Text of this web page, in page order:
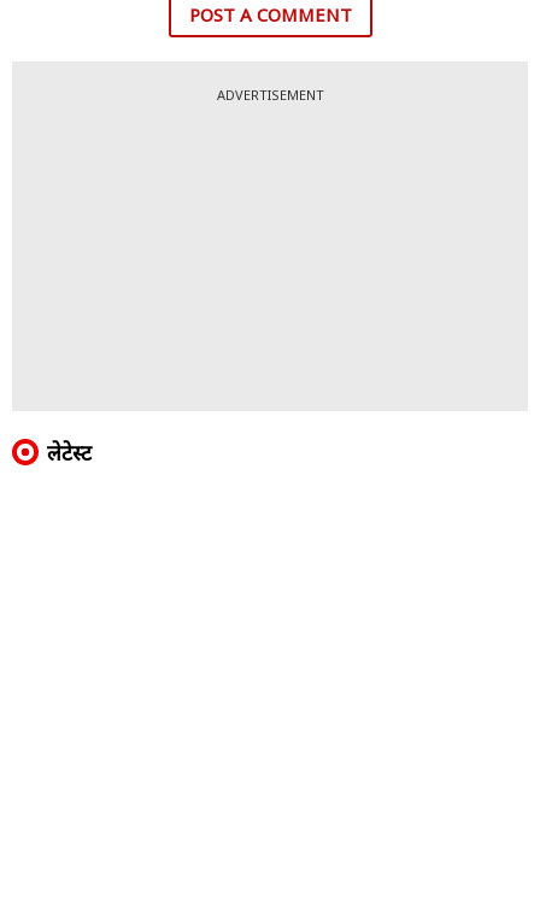
POST A COMMENT
ADVERTISEMENT
लेटेस्ट